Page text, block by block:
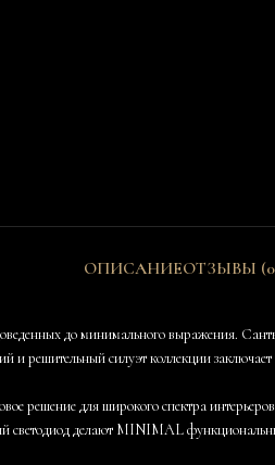
ОПИСАНИЕОТЗЫВЫ
до минимального выражения.
силуэт коллекции заключает
решение для широкого спектра
делают MINIMAL